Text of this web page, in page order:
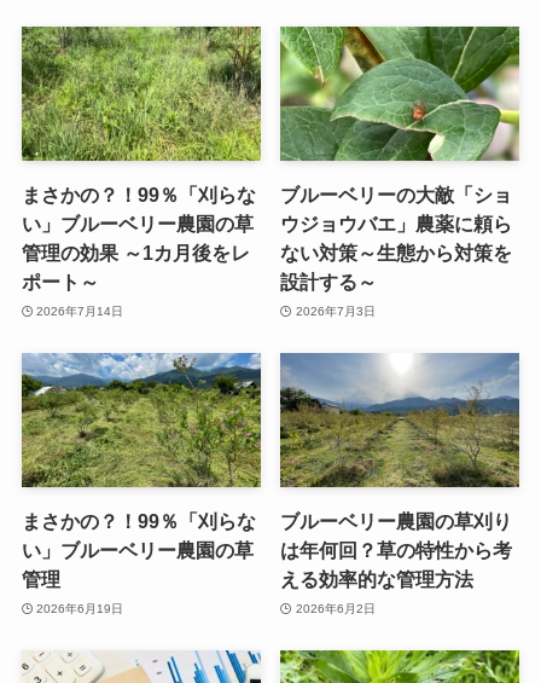
まさかの？！99％「刈らな
い」ブルーベリー農園の草
管理の効果 ～1カ月後をレ
ポート～
2026年7月14日
ブルーベリーの大敵「ショ
ウジョウバエ」農薬に頼ら
ない対策～生態から対策を
設計する～
2026年7月3日
まさかの？！99％「刈らな
い」ブルーベリー農園の草
管理
2026年6月19日
ブルーベリー農園の草刈り
は年何回？草の特性から考
える効率的な管理方法
2026年6月2日